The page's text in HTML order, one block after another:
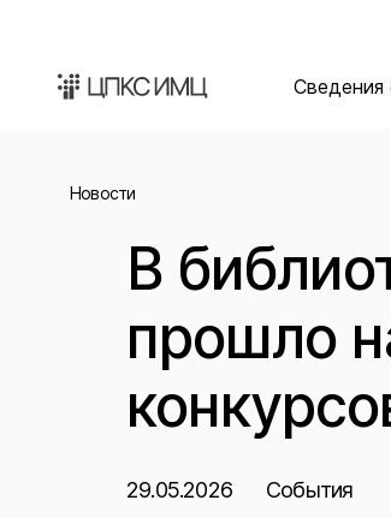
Сведения
Новости
В
прошло
29.05.2026 События